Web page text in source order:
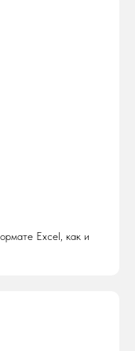
Excel, как и